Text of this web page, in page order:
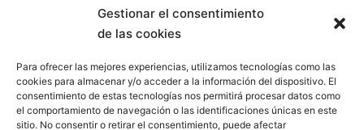
Gestionar el consentimiento
de las cookies
Para ofrecer las mejores experiencias, utilizamos tecnologías como las
cookies para almacenar y/o acceder a la información del dispositivo. El
consentimiento de estas tecnologías nos permitirá procesar datos como
el comportamiento de navegación o las identificaciones únicas en este
sitio. No consentir o retirar el consentimiento, puede afectar
Rayto Administración de Fincas es una marca
registrada de Romero Bouza, S.L., CIF
de Madrid, Tomo 26.280, Folio 61, Sección 8, Hoja M-
473551.